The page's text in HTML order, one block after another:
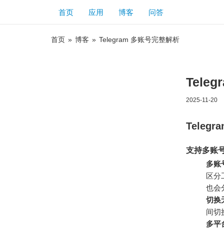
首页 应用 博客 问答
首页 » 博客 » Telegram 多账号完整解析
2025-11-20
支持多账
多账
区分
也会
切换
间切
多平